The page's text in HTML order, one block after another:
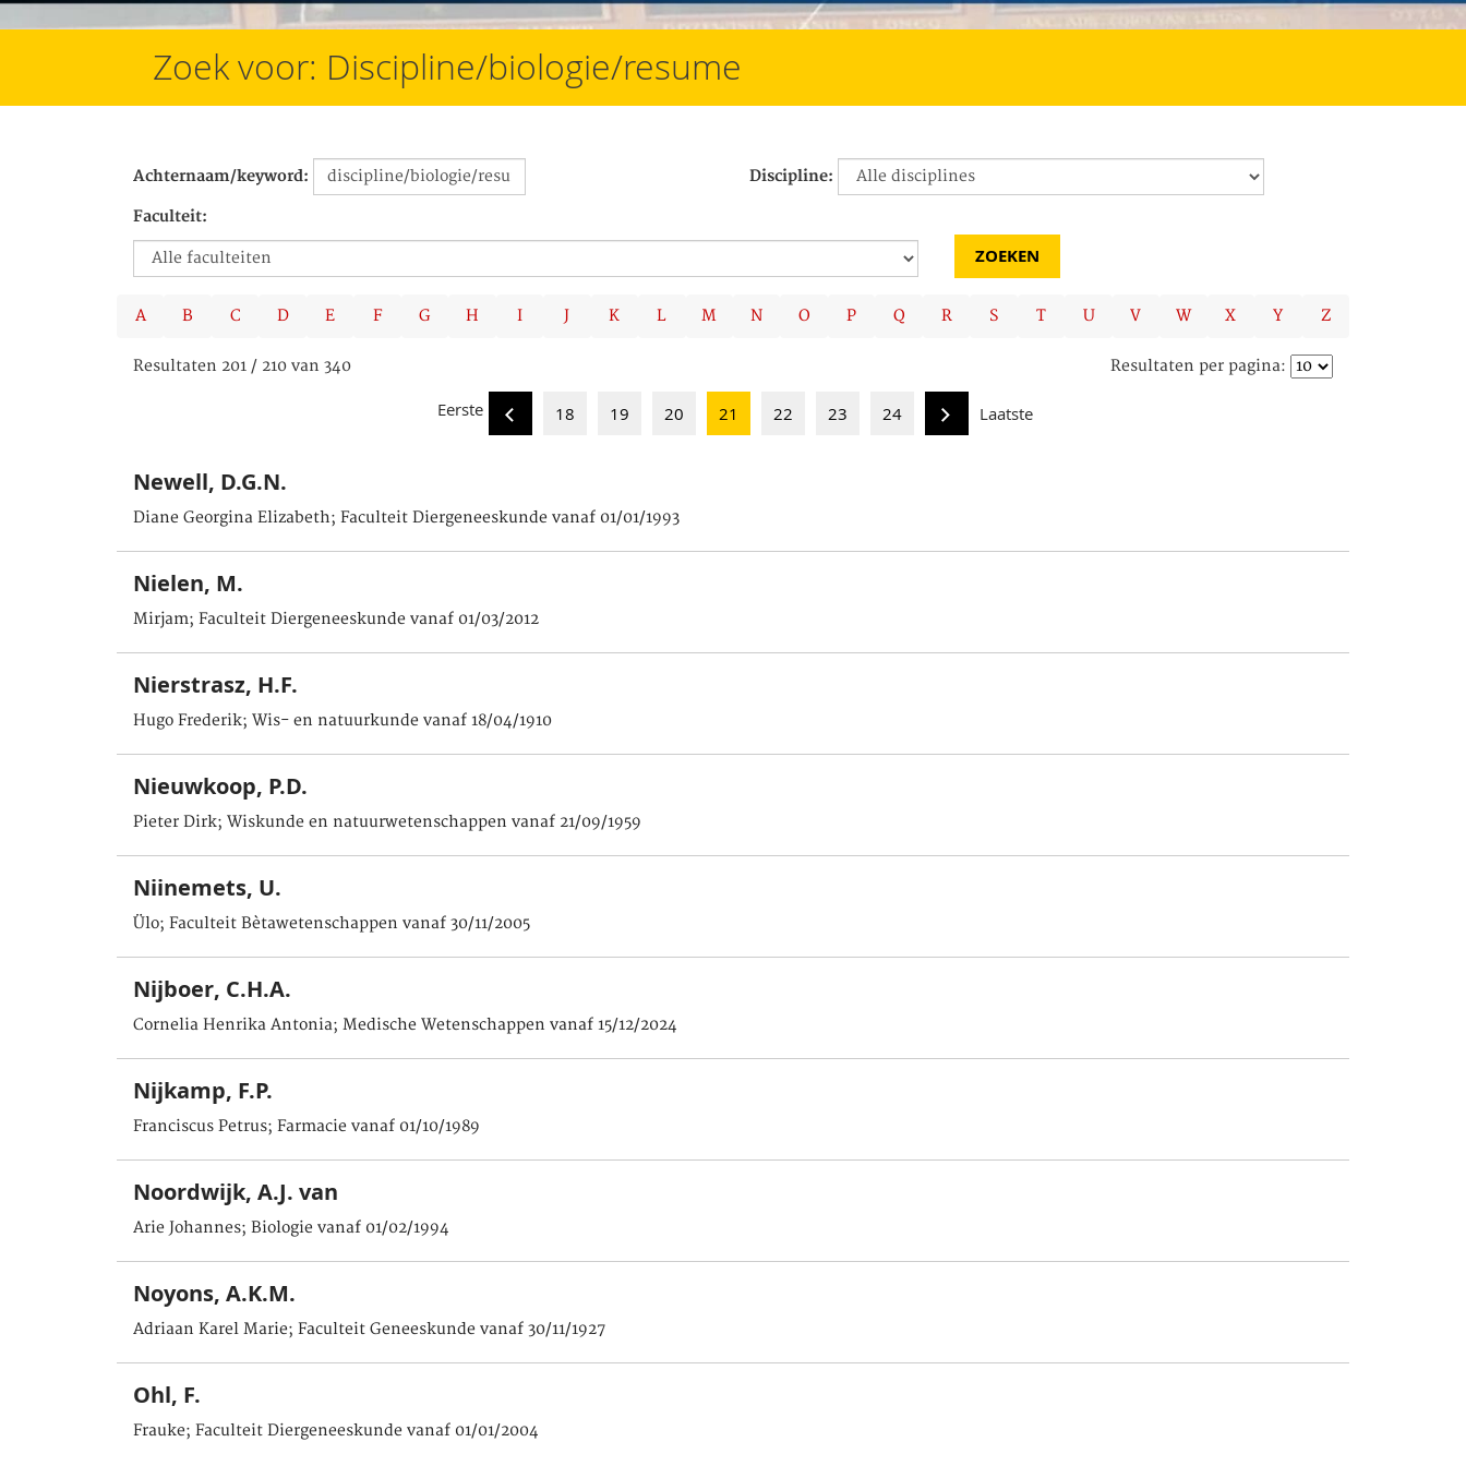
Zoek voor: Discipline/biologie/resume
Achternaam/keyword: Discipline:
Faculteit:
A B C D E F G H I J K L M N O P Q R S T U V W X Y Z
Resultaten 201 / 210 van 340 Resultaten per pagina:
Eerste 18 19 20 21 22 23 24 Laatste
Newell, D.G.N.
Diane Georgina Elizabeth; Faculteit Diergeneeskunde vanaf 01/01/1993
Nielen, M.
Mirjam; Faculteit Diergeneeskunde vanaf 01/03/2012
Nierstrasz, H.F.
Hugo Frederik; Wis- en natuurkunde vanaf 18/04/1910
Nieuwkoop, P.D.
Pieter Dirk; Wiskunde en natuurwetenschappen vanaf 21/09/1959
Niinemets, U.
Ülo; Faculteit Bètawetenschappen vanaf 30/11/2005
Nijboer, C.H.A.
Cornelia Henrika Antonia; Medische Wetenschappen vanaf 15/12/2024
Nijkamp, F.P.
Franciscus Petrus; Farmacie vanaf 01/10/1989
Noordwijk, A.J. van
Arie Johannes; Biologie vanaf 01/02/1994
Noyons, A.K.M.
Adriaan Karel Marie; Faculteit Geneeskunde vanaf 30/11/1927
Ohl, F.
Frauke; Faculteit Diergeneeskunde vanaf 01/01/2004